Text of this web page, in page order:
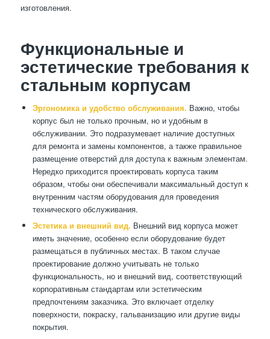
изготовления.
Функциональные и
эстетические требования к
стальным корпусам
Эргономика и удобство обслуживания. Важно, чтобы
корпус был не только прочным, но и удобным в
обслуживании. Это подразумевает наличие доступных
для ремонта и замены компонентов, а также правильное
размещение отверстий для доступа к важным элементам.
Нередко приходится проектировать корпуса таким
образом, чтобы они обеспечивали максимальный доступ к
внутренним частям оборудования для проведения
технического обслуживания.
Эстетика и внешний вид. Внешний вид корпуса может
иметь значение, особенно если оборудование будет
размещаться в публичных местах. В таком случае
проектирование должно учитывать не только
функциональность, но и внешний вид, соответствующий
корпоративным стандартам или эстетическим
предпочтениям заказчика. Это включает отделку
поверхности, покраску, гальванизацию или другие виды
покрытия.